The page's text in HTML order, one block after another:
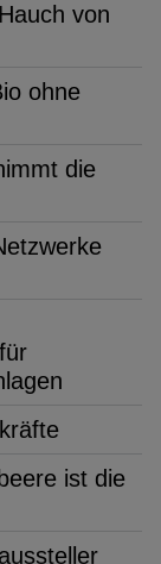
von
ohne
die
ist die